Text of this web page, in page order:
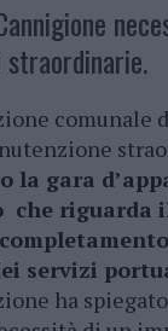
straordinarie.
comunale
la gara
che riguarda
servizi
ha